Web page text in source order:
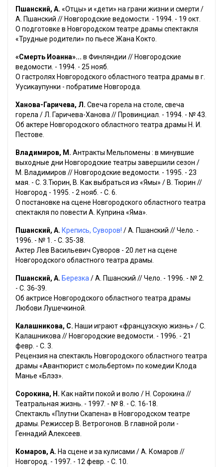
Пшанский, А. «Отцы» и «дети» на грани жизни и смерти /
А. Пшанский // Новгородские ведомости. - 1994. - 19 окт.
О подготовке в Новгородском театре драмы спектакля
«Трудные родители» по пьесе Жана Кокто.
«Смерть Иоанна»... в Финляндии // Новгородские
ведомости. - 1994. - 25 нояб.
О гастролях Новгородского областного театра драмы в г.
Уусикаупунки - побратиме Новгорода.
Ханова-Гаричева, Л. Свеча горела на столе, свеча
горела / Л. Гаричева-Ханова // Провинциал. - 1994. - № 43.
Об актере Новгородского областного театра драмы Н. И.
Пестове.
Владимиров, М. Антракты Мельпомены : в минувшие
выходные дни Новгородские театры завершили сезон /
М. Владимиров // Новгородские ведомости. - 1995. - 23
мая. - С. 3.Тюрин, В. Как выбраться из «Ямы» / В. Тюрин //
Новгород - 1995. - 2 нояб. - С. 6.
О постановке на сцене Новгородского областного театра
спектакля по повести А. Куприна «Яма».
Пшанский, А. Крепись, Суворов! / А. Пшанский // Чело. -
1996. - № 1. - С. 35-38.
Актер Лев Васильевич Суворов - 20 лет на сцене
Новгородского областного театра драмы.
Пшанский, А. Березка/ А. Пшанский // Чело. - 1996. - № 2.
- С. 36-39.
Об актрисе Новгородского областного театра драмы
Любови Лушечкиной.
Калашникова, С. Наши играют «французскую жизнь» / С.
Калашникова // Новгородские ведомости. - 1996. - 21
февр. - С. 3.
Рецензия на спектакль Новгородского областного театра
драмы «Авантюрист с мольбертом» по комедии Клода
Манье «Блэз».
Сорокина, Н. Как найти покой и волю / Н. Сорокина //
Театральная жизнь. - 1997. - № 8. - С. 16-18.
Спектакль «Плутни Скапена» в Новгородском театре
драмы. Режиссер В. Ветрогонов. В главной роли -
Геннадий Алексеев.
Комаров, А. На сцене и за кулисами / А. Комаров //
Новгород. - 1997. - 12 февр. - С. 10.